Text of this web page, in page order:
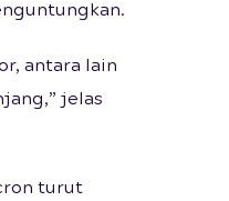
antara lain
jelas
turut